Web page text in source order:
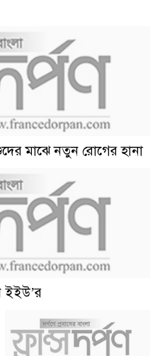
মাঝে নতুন রোগের হানা
ইইউ’র